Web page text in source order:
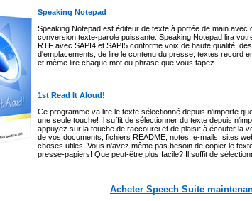
Speaking Notepad
Speaking Notepad est éditeur de texte à portée de main avec
conversion texte-parole puissante. Speaking Notepad lira
RTF avec SAPI4 et SAPI5 conforme voix de haute qualité,
d'emplacements, de lire le contenu du presse, textes record
et même lire chaque mot ou phrase que vous tapez.
1st Read It Aloud!
Ce programme va lire le texte sélectionné depuis n'importe
une seule touche! Il suffit de sélectionner du texte depuis
appuyez sur la touche de raccourci et de plaisir à écouter la
de vos documents, fichiers README, notes, e-mails, sites
choses utiles. Vous n'avez même pas besoin de copier le
presse-papiers! Que peut-être plus facile? Il suffit de
Acheter Speech Suite